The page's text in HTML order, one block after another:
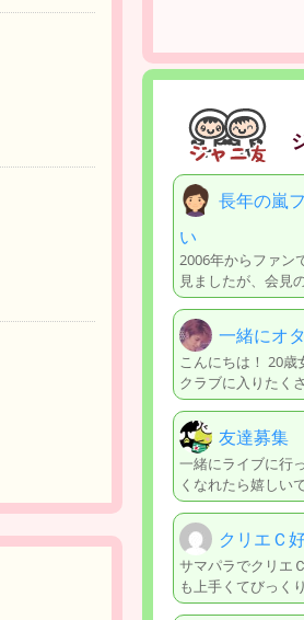
長年の嵐
い
2006年からファン
見ましたが、会見
一緒にオ
こんにちは！ 20歳
クラブに入りたく
友達募集
一緒にライブに行
くなれたら嬉しい
クリエＣ
サマパラでクリエ
も上手くてびっく